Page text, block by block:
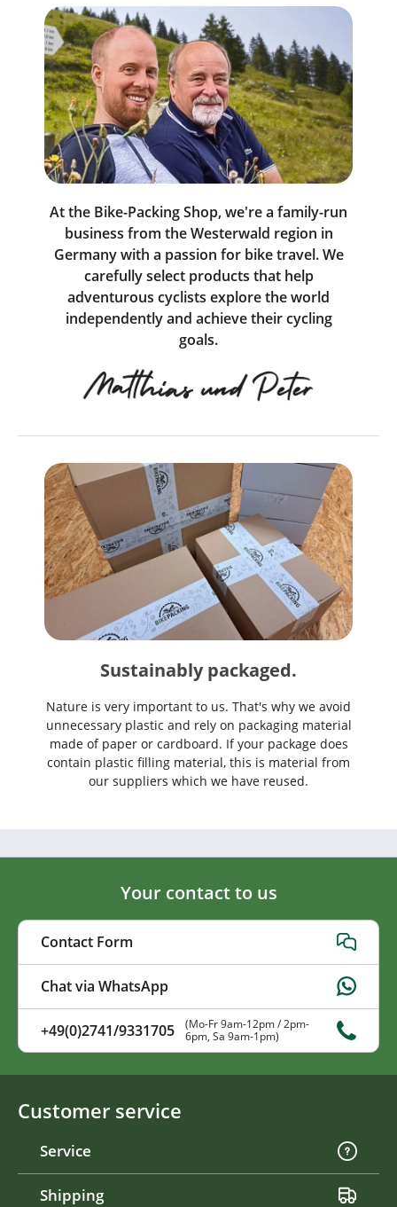
At the Bike-Packing Shop, we're a family-run
business from the Westerwald region in
Germany with a passion for bike travel. We
carefully select products that help
adventurous cyclists explore the world
independently and achieve their cycling
goals.
Sustainably packaged.
Nature is very important to us. That's why we avoid
unnecessary plastic and rely on packaging material
made of paper or cardboard. If your package does
contain plastic filling material, this is material from
our suppliers which we have reused.
Your contact to us
Contact Form
Chat via WhatsApp
+49(0)2741/9331705
(Mo-Fr 9am-12pm / 2pm-
6pm, Sa 9am-1pm)
Customer service
Service
Shipping